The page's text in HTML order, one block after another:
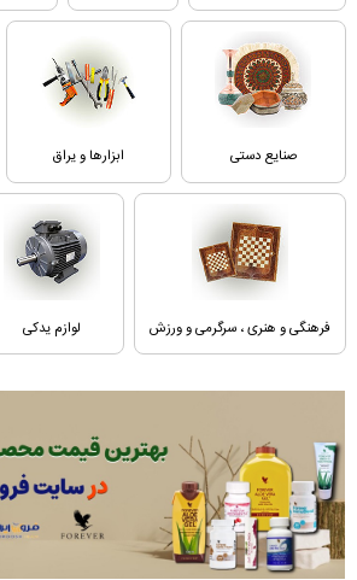
صنایع دستی ابزارها و یراق
فرهنگی و هنری ، سرگرمی و ورزش لوازم یدکی